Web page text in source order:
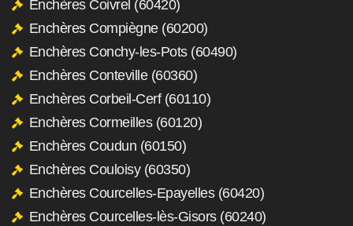
Enchères Coivrel (60420)
Enchères Compiègne (60200)
Enchères Conchy-les-Pots (60490)
Enchères Conteville (60360)
Enchères Corbeil-Cerf (60110)
Enchères Cormeilles (60120)
Enchères Coudun (60150)
Enchères Couloisy (60350)
Enchères Courcelles-Epayelles (60420)
Enchères Courcelles-lès-Gisors (60240)